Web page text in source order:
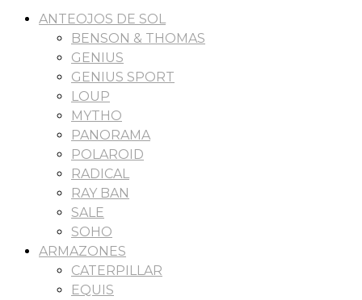
ANTEOJOS DE SOL
BENSON & THOMAS
GENIUS
GENIUS SPORT
LOUP
MYTHO
PANORAMA
POLAROID
RADICAL
RAY BAN
SALE
SOHO
ARMAZONES
CATERPILLAR
EQUIS